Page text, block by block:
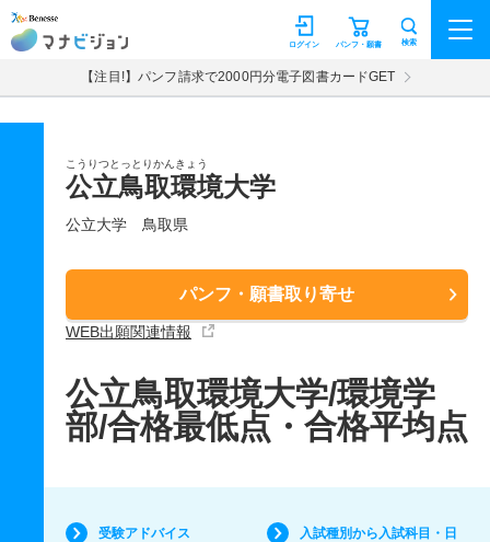
マナビジョン パンフ・願書
ログイン 検索
【注目!】パンフ請求で2000円分電子図書カードGET
こうりつとっとりかんきょう
公立鳥取環境大学
公立大学 鳥取県
パンフ・願書取り寄せ
WEB出願関連情報
公立鳥取環境大学/環境学
部/合格最低点・合格平均点
受験アドバイス
入試種別から入試科目・日